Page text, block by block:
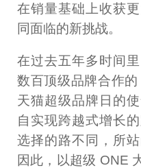
在销量基础上收获
同面临的新挑战。
在过去五年多时间
数百顶级品牌合作
天猫超级品牌日的
自实现跨越式增长
选择的路不同，所
因此，以超级 ONE